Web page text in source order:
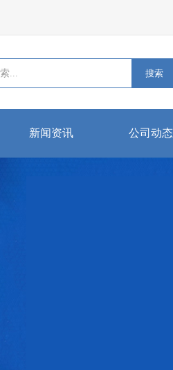
搜索
新闻资讯 公司动态